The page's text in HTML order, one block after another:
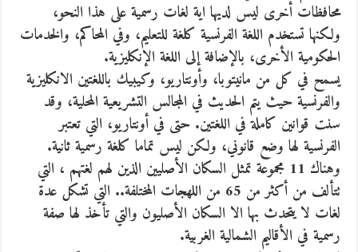
محافظات أخرى ليس لديها اية لغات رسمية على هذا النحو،
ولكنها تستخدم اللغة الفرنسية كلغة للتعليم، وفي المحاكم، والخدمات
الحكومية الأخرى، بالإضافة إلى اللغة الإنكليزية.
يسمح في كل من مانيتوبا، وأونتاريو، وكيبيك باللغتين الانكليزية
والفرنسية حيث يتم الحديث في المجالس التشريعية المحلية، وقد
سنت قوانين كاملة في اللغتين. حتى في أونتاريو، التي تعتبر
الفرنسية لها وضع قانوني، ولكن ليس تماما كلغة رسمية ثانية.
وهناك 11 مجموعة تمثل السكان الأصليين الذين لهم لغتهم ، التي
تتألف من أكثر من 65 من اللهجات المختلفة.. التي تشكل عدة
لغات لا يتحدث بها الا السكان الأصليون والتي تأخذ لها صفة
رسمية في الأقاليم الشمالية الغربية.